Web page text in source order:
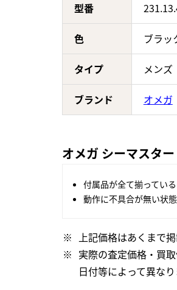
型番
色 ブラッ
タイプ メンズ
ブランド オメガ
オメガ シーマスタ
付属品が全て揃ってい
動作に不具合が無い状態
上記価格はあくまで
実際の査定価格・買
日付等によって異な